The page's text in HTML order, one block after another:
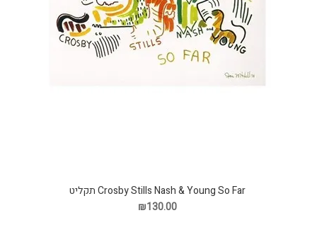
Crosby Stills Nash & Young So Far תקליט
₪130.00